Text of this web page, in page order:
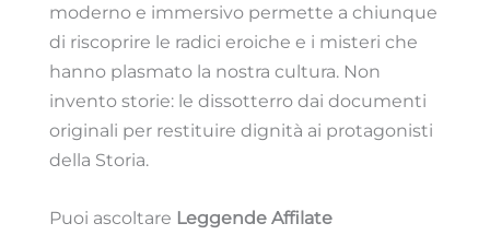
moderno e immersivo permette a chiunque
di riscoprire le radici eroiche e i misteri che
hanno plasmato la nostra cultura. Non
invento storie: le dissotterro dai documenti
originali per restituire dignità ai protagonisti
della Storia.
Puoi ascoltare Leggende Affilate